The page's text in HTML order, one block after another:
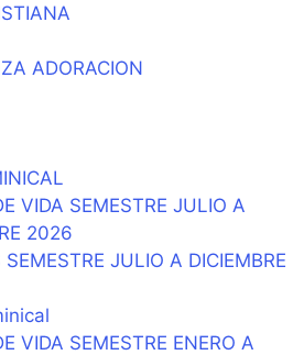
ADORACION
VIDA SEMESTRE JULIO A
2026
SEMESTRE JULIO A DICIEMBRE
VIDA SEMESTRE ENERO A